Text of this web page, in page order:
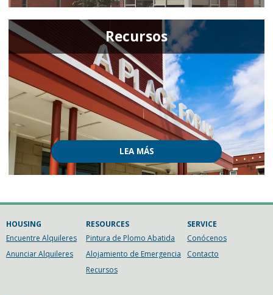
Recursos
LEA MÁS
HOUSING
Encuentre Alquileres
Anunciar Alquileres
RESOURCES
Pintura de Plomo Abatida
Alojamiento de Emergencia
Recursos
SERVICE
Conócenos
Contacto